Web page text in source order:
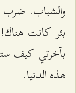
والشباب.
بئر كانت
بآخرتي كيف
هذه الدنيا.